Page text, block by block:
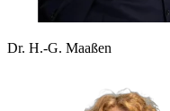
Dr. H.-G. Maaßen